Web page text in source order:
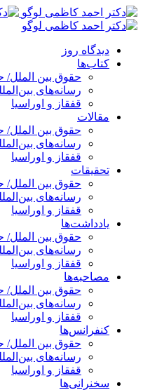
پرش
به
دیدگاه روز
کتاب‌ها
حقوق بین الملل/
رسانه‌های
قفقاز و اوراسیا
مقالات
حقوق بین الملل/
رسانه‌های
قفقاز و اوراسیا
تحقیقات
حقوق بین الملل/
رسانه‌های
قفقاز و اوراسیا
یادداشت‌ها
حقوق بین الملل/
رسانه‌های
قفقاز و اوراسیا
مصاحبه‌ها
حقوق بین الملل/
رسانه‌های
قفقاز و اوراسیا
کنفرانس‌ها
حقوق بین الملل/
رسانه‌های
قفقاز و اوراسیا
سخنرانی‌ها